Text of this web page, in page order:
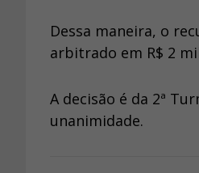
Dessa maneira, o
arbitrado em R$ 2
A decisão é da 2ª
unanimidade.